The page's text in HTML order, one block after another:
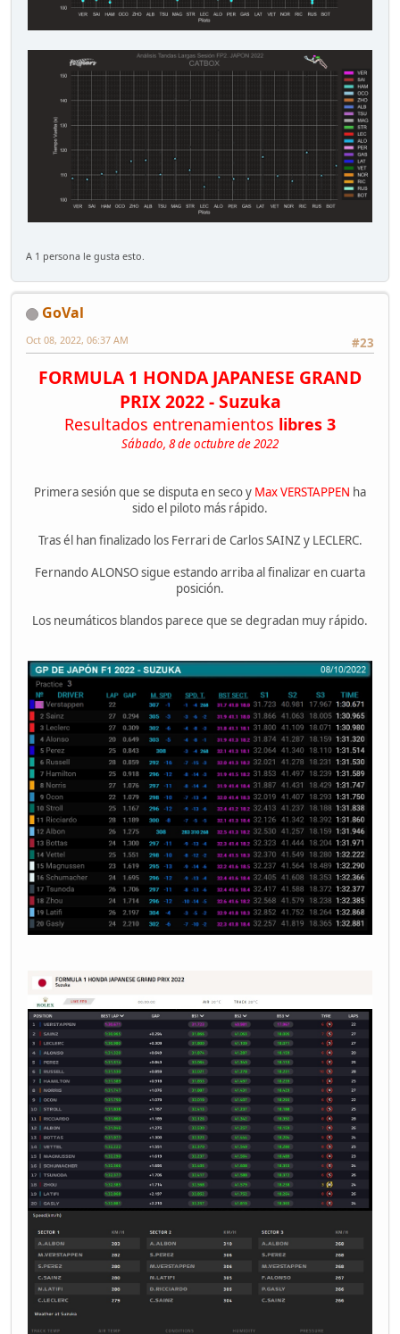
A 1 persona le gusta esto.
GoVal
#23
Oct 08, 2022, 06:37 AM
FORMULA 1 HONDA JAPANESE GRAND
PRIX 2022 - Suzuka
Resultados entrenamientos libres 3
Sábado, 8 de octubre de 2022
Primera sesión que se disputa en seco y Max VERSTAPPEN ha
sido el piloto más rápido.
Tras él han finalizado los Ferrari de Carlos SAINZ y LECLERC.
Fernando ALONSO sigue estando arriba al finalizar en cuarta
posición.
Los neumáticos blandos parece que se degradan muy rápido.